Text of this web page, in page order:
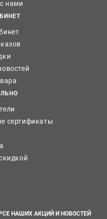
нами
сертификаты
НАШИХ АКЦИЙ И НОВОСТЕЙ